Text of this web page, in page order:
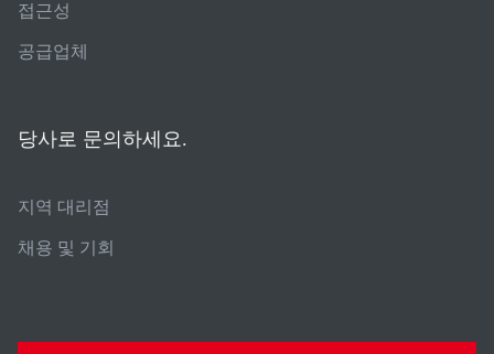
접근성
공급업체
당사로 문의하세요.
지역 대리점
채용 및 기회